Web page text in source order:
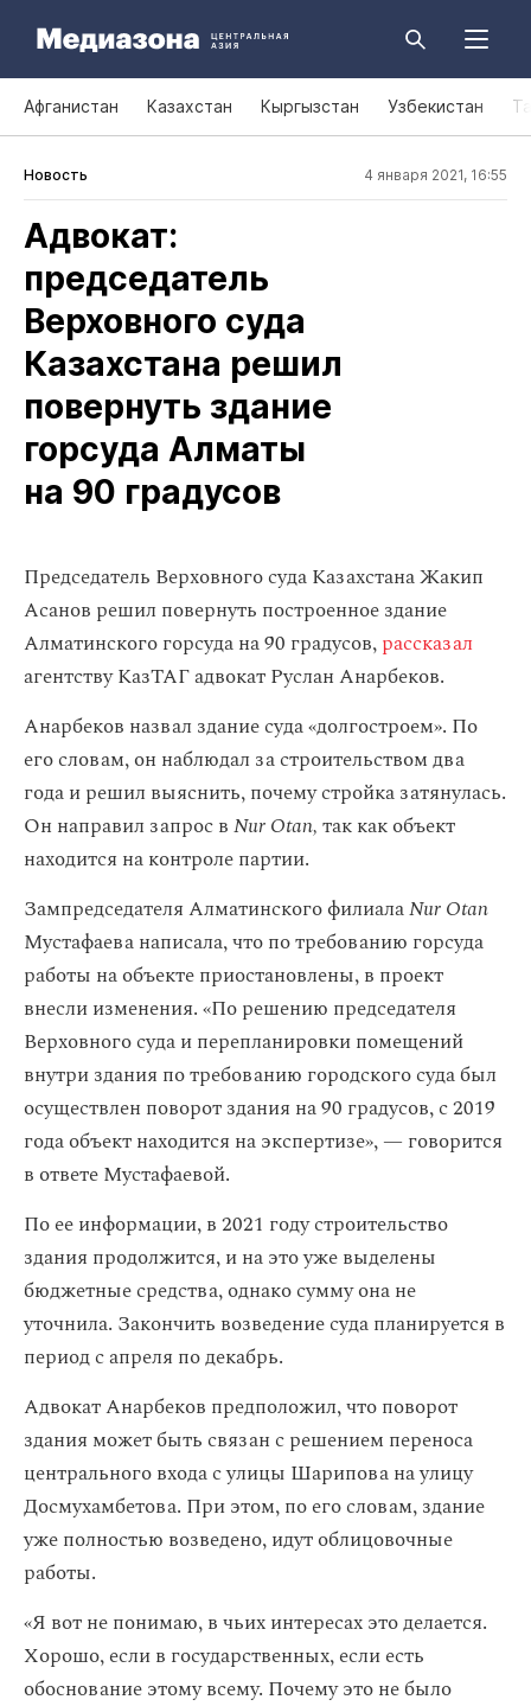
Афганистан Казахстан Кыргызстан Узбекистан
Новость 4 января 2021, 16:55
Адвокат:
председатель
Верховного суда
Казахстана решил
повернуть здание
горсуда Алматы
на 90 градусов
Председатель Верховного суда Казахстана Жакип
Асанов решил повернуть построенное здание
Алматинского горсуда на 90 градусов,рассказал
агентству КазТАГ адвокат Руслан Анарбеков.
Анарбеков назвал здание суда «долгостроем». По
его словам, он наблюдал за строительством два
года и решил выяснить, почему стройка затянулась.
Он направил запрос вNur Otan,так как объект
находится на контроле партии.
Зампредседателя Алматинского филиалаNur Otan
Мустафаева написала, что по требованию горсуда
работы на объекте приостановлены, в проект
внесли изменения. «По решению председателя
Верховного суда и перепланировки помещений
внутри здания по требованию городского суда был
осуществлен поворот здания на 90 градусов, с 2019
года объект находится на экспертизе», — говорится
в ответе Мустафаевой.
По ее информации, в 2021 году строительство
здания продолжится, и на это уже выделены
бюджетные средства, однако сумму она не
уточнила. Закончить возведение суда планируется в
период с апреля по декабрь.
Адвокат Анарбеков предположил, что поворот
здания может быть связан с решением переноса
центрального входа с улицы Шарипова на улицу
Досмухамбетова. При этом, по его словам, здание
уже полностью возведено, идут облицовочные
работы.
«Я вот не понимаю, в чьих интересах это делается.
Хорошо, если в государственных, если есть
обоснование этому всему. Почему это не было